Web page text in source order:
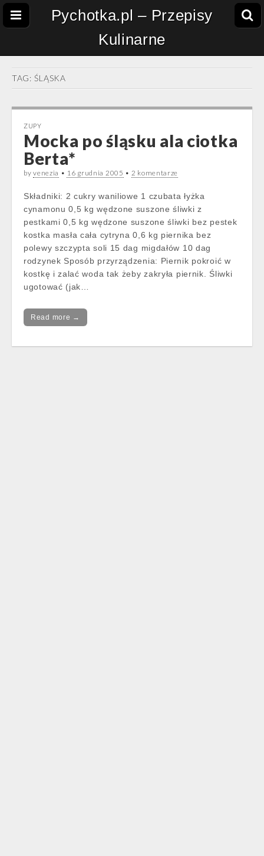
Pychotka.pl – Przepisy
Kulinarne
TAG: ŚLĄSKA
ZUPY
Mocka po śląsku ala ciotka
Berta*
byvenezia • 16 grudnia 2005 • 2 komentarze
Składniki: 2 cukry waniliowe 1 czubata łyżka
cynamonu 0,5 kg wędzone suszone śliwki z
pestkami 0,5 kg wędzone suszone śliwki bez pestek
kostka masła cała cytryna 0,6 kg piernika bez
polewy szczypta soli 15 dag migdałów 10 dag
rodzynek Sposób przyrządzenia: Piernik pokroić w
kostkę i zalać woda tak żeby zakryła piernik. Śliwki
ugotować (jak…
Read more →